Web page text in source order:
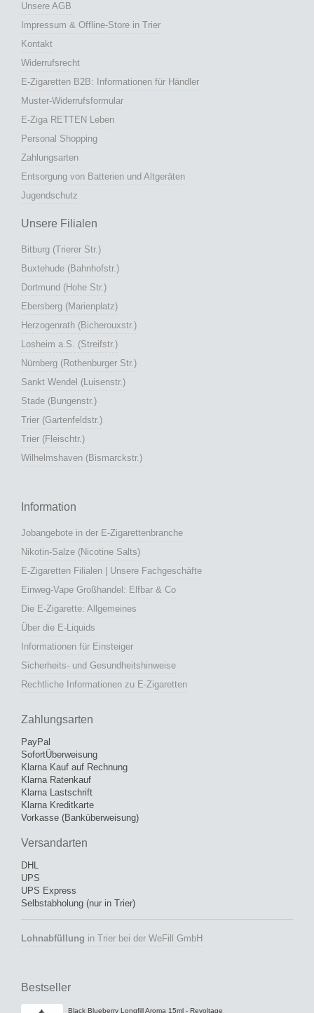
Unsere AGB
Impressum & Offline-Store in Trier
Kontakt
Widerrufsrecht
E-Zigaretten B2B: Informationen für Händler
Muster-Widerrufsformular
E-Ziga RETTEN Leben
Personal Shopping
Zahlungsarten
Entsorgung von Batterien und Altgeräten
Jugendschutz
Unsere Filialen
Bitburg (Trierer Str.)
Buxtehude (Bahnhofstr.)
Dortmund (Hohe Str.)
Ebersberg (Marienplatz)
Herzogenrath (Bicherouxstr.)
Losheim a.S. (Streifstr.)
Nürnberg (Rothenburger Str.)
Sankt Wendel (Luisenstr.)
Stade (Bungenstr.)
Trier (Gartenfeldstr.)
Trier (Fleischtr.)
Wilhelmshaven (Bismarckstr.)
Information
Jobangebote in der E-Zigarettenbranche
Nikotin-Salze (Nicotine Salts)
E-Zigaretten Filialen | Unsere Fachgeschäfte
Einweg-Vape Großhandel: Elfbar & Co
Die E-Zigarette: Allgemeines
Über die E-Liquids
Informationen für Einsteiger
Sicherheits- und Gesundheitshinweise
Rechtliche Informationen zu E-Zigaretten
Zahlungsarten
PayPal
SofortÜberweisung
Klarna Kauf auf Rechnung
Klarna Ratenkauf
Klarna Lastschrift
Klarna Kreditkarte
Vorkasse (Banküberweisung)
Versandarten
DHL
UPS
UPS Express
Selbstabholung (nur in Trier)
Lohnabfüllung in Trier bei der WeFill GmbH
Bestseller
Black Blueberry Longfill Aroma 15ml - Revoltage